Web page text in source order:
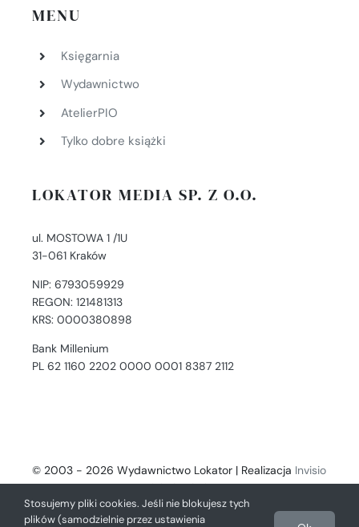
MENU
Księgarnia
Wydawnictwo
AtelierPIO
Tylko dobre książki
LOKATOR MEDIA SP. Z O.O.
ul. MOSTOWA 1 /1U
31-061 Kraków
NIP: 6793059929
REGON: 121481313
KRS: 0000380898
Bank Millenium
PL 62 1160 2202 0000 0001 8387 2112
© 2003 - 2026 Wydawnictwo Lokator | Realizacja Invisio
- Digital Solutions
Stosujemy pliki cookies. Jeśli nie blokujesz tych
plików (samodzielnie przez ustawienia